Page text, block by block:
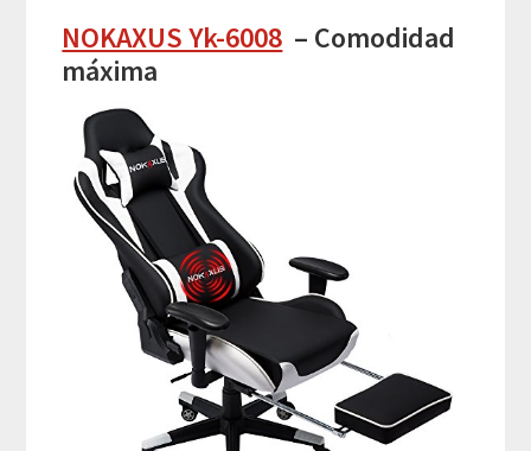
NOKAXUS Yk-6008 – Comodidad
máxima